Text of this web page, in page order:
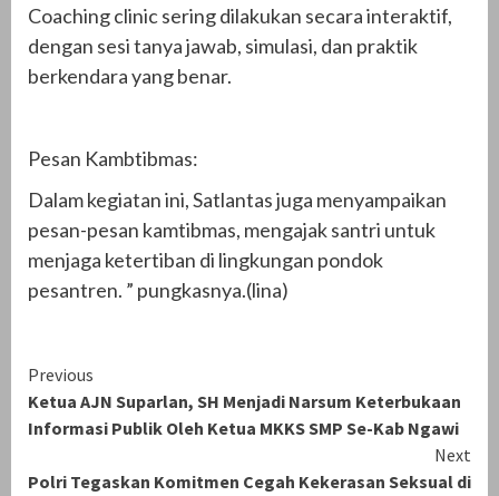
Coaching clinic sering dilakukan secara interaktif,
dengan sesi tanya jawab, simulasi, dan praktik
berkendara yang benar.
Pesan Kambtibmas:
Dalam kegiatan ini, Satlantas juga menyampaikan
pesan-pesan kamtibmas, mengajak santri untuk
menjaga ketertiban di lingkungan pondok
pesantren. ” pungkasnya.(lina)
Continue
Reading
Previous
Ketua AJN Suparlan, SH Menjadi Narsum Keterbukaan
Informasi Publik Oleh Ketua MKKS SMP Se-Kab Ngawi
Next
Polri Tegaskan Komitmen Cegah Kekerasan Seksual di